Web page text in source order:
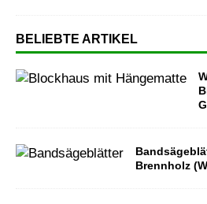
BELIEBTE ARTIKEL
Brennholz